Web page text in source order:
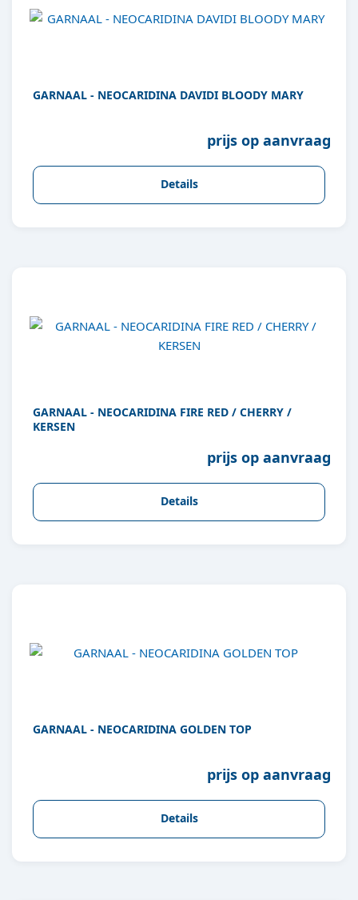
GARNAAL - NEOCARIDINA DAVIDI BLOODY MARY
prijs op aanvraag
Details
GARNAAL - NEOCARIDINA FIRE RED / CHERRY /
KERSEN
prijs op aanvraag
Details
GARNAAL - NEOCARIDINA GOLDEN TOP
prijs op aanvraag
Details